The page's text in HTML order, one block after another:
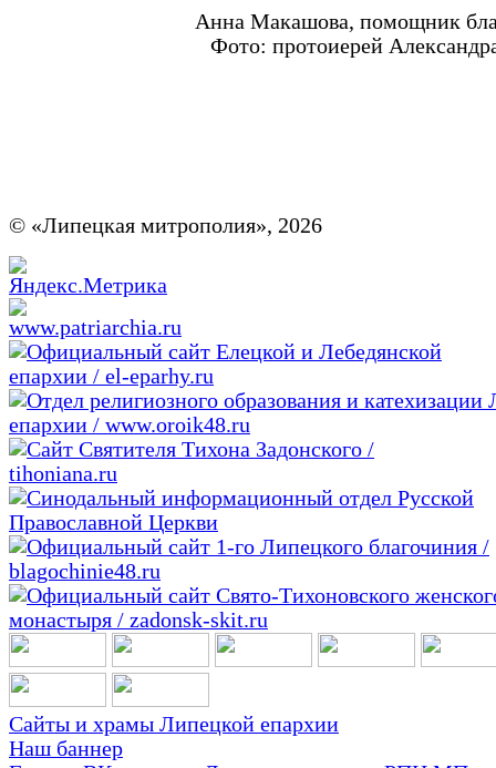
Анна Макашова, помощник
Фото: протоиерей
© «Липецкая митрополия», 2026
Сайты и храмы Липецкой епархии
Наш баннер